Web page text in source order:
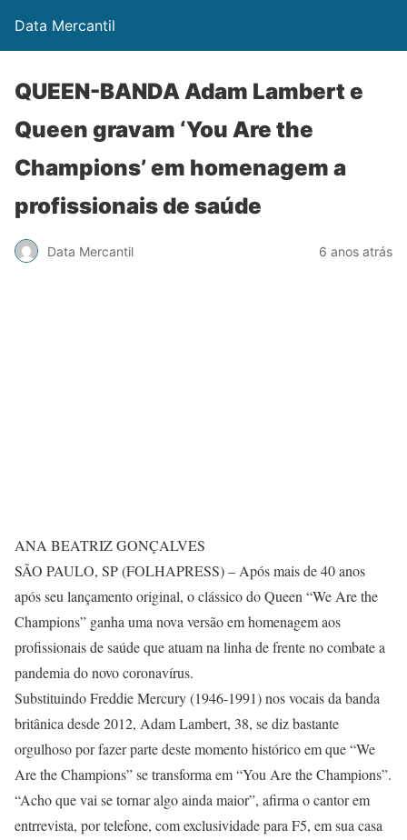
Data Mercantil
QUEEN-BANDA Adam Lambert e
Queen gravam ‘You Are the
Champions’ em homenagem a
profissionais de saúde
Data Mercantil 6 anos atrás
ANA BEATRIZ GONÇALVES
SÃO PAULO, SP (FOLHAPRESS) – Após mais de 40 anos
após seu lançamento original, o clássico do Queen “We Are the
Champions” ganha uma nova versão em homenagem aos
profissionais de saúde que atuam na linha de frente no combate a
pandemia do novo coronavírus.
Substituindo Freddie Mercury (1946-1991) nos vocais da banda
britânica desde 2012, Adam Lambert, 38, se diz bastante
orgulhoso por fazer parte deste momento histórico em que “We
Are the Champions” se transforma em “You Are the Champions”.
“Acho que vai se tornar algo ainda maior”, afirma o cantor em
entrrevista, por telefone, com exclusividade para F5, em sua casa